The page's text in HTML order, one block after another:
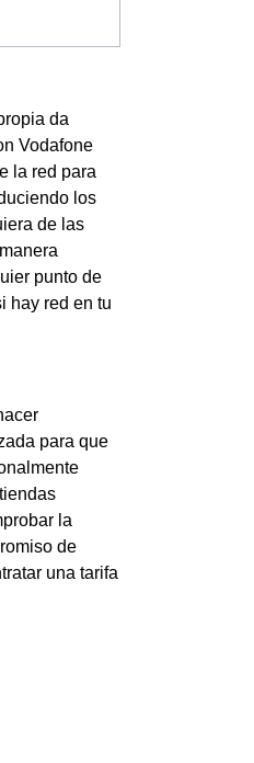
da
Vodafone
la red para
los
de las
punto de
hay red en tu
para que
la
de
una tarifa